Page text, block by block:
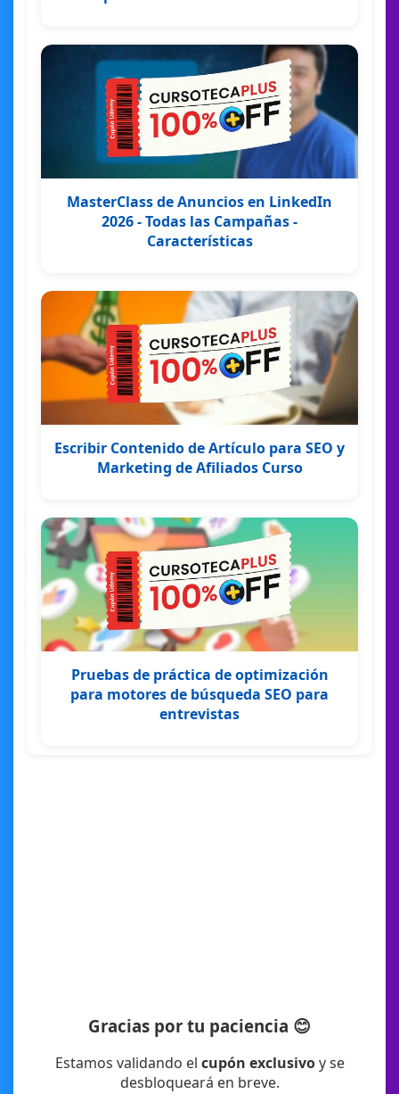
MasterClass de Anuncios en LinkedIn
2026 - Todas las Campañas -
Características
Escribir Contenido de Artículo para SEO y
Marketing de Afiliados Curso
Pruebas de práctica de optimización
para motores de búsqueda SEO para
entrevistas
Gracias por tu paciencia 😊
Estamos validando el cupón exclusivoy se
desbloqueará en breve.